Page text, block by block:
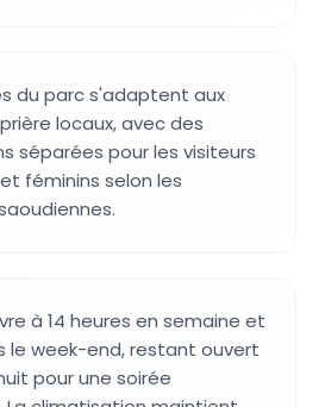
du parc s'adaptent aux
locaux, avec des
séparées pour les visiteurs
féminins selon les
à 14 heures en semaine et
le week-end, restant ouvert
pour une soirée